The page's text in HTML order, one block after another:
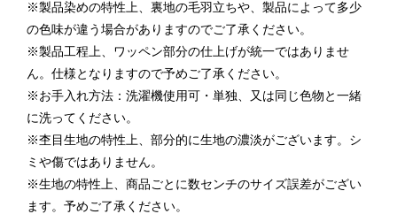
※製品染めの特性上、裏地の毛羽立ちや、製品によって多少
の色味が違う場合がありますのでご了承ください。
※製品工程上、ワッペン部分の仕上げが統一ではありませ
ん。仕様となりますので予めご了承ください。
※お手入れ方法：洗濯機使用可・単独、又は同じ色物と一緒
に洗ってください。
※杢目生地の特性上、部分的に生地の濃淡がございます。シ
ミや傷ではありません。
※生地の特性上、商品ごとに数センチのサイズ誤差がござい
ます。予めご了承ください。